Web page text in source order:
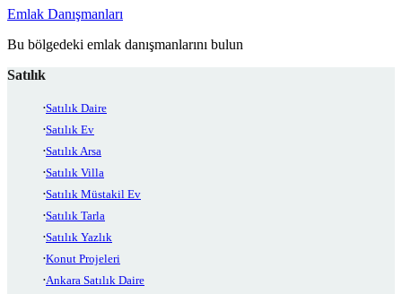
Emlak Danışmanları
Bu bölgedeki emlak danışmanlarını bulun
Satılık
Satılık Daire
Satılık Ev
Satılık Arsa
Satılık Villa
Satılık Müstakil Ev
Satılık Tarla
Satılık Yazlık
Konut Projeleri
Ankara Satılık Daire